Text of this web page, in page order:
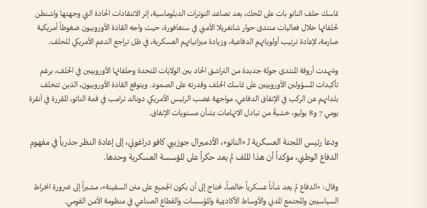
تماسك حلف الناتو بات على المحك، بعد تصاعد التوترات الدبلوماسية، إثر الانتقادات الحادة التي وجهتها واشنطن
لحلفائها خلال فعاليات منتدى حوار شانغريلا الأمني في سنغافورة، حيث واجه القادة الأوروبيون ضغوطاً أمريكية
صارمة، لإعادة ترتيب أولوياتهم الدفاعية، وزيادة ميزانياتهم العسكرية، في ظل تراجع الدعم الأمريكي للحلف.
وشهدت أروقة المنتدى جولة جديدة من التراشق الحاد بين الولايات المتحدة وحلفائها الأوروبيين في الحلف، برغم
تأكيدات المسؤولين الأوروبيين على تماسك الحلف وقدرته على الصمود. ويتوقع القادة الأوروبيون، الذين تتخلف
بلدانهم عن الركب في الإنفاق الدفاعي، مواجهة غضب الرئيس الأمريكي دونالد ترامب في قمة الناتو، المقررة في أنقرة
يومي 7 و8 يوليو، خشيةً من تبادل الاتهامات بشأن مستويات الإنفاق.
ودعا رئيس اللجنة العسكرية لـ «الناتو»، الأدميرال جوزيبي كافو دراغوني، إلى إعادة النظر جذرياً في مفهوم
الدفاع الوطني، مؤكداً أن هذا الملف لم يعد حكراً على المؤسسة العسكرية وحدها.
وقال: «الدفاع لم يعد شأناً عسكرياً خالصاً، نحتاج إلى أن يكون الجميع على متن السفينة»، مشيراً إلى ضرورة انخراط
السياسيين والمجتمع المدني والأوساط الأكاديمية والمؤسسات والقطاع الصناعي في منظومة الأمن القومي.